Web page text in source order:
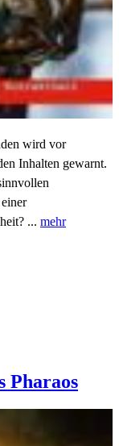
wird vor
Inhalten gewarnt.
... mehr
Pharaos